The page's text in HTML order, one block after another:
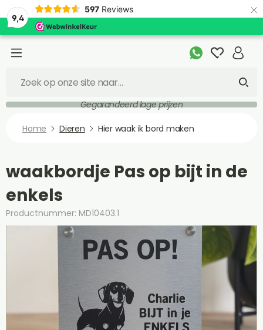
9,4
597 Reviews ×
Gegarandeerd lage prijzen
Home Dieren Hier waak ik bord maken
waakbordje Pas op bijt in de
enkels
Productnummer: MD10403.1